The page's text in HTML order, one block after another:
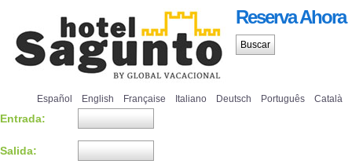
Español English Française Italiano Deutsch Português Català
Reserva Ahora
Entrada:
Salida: